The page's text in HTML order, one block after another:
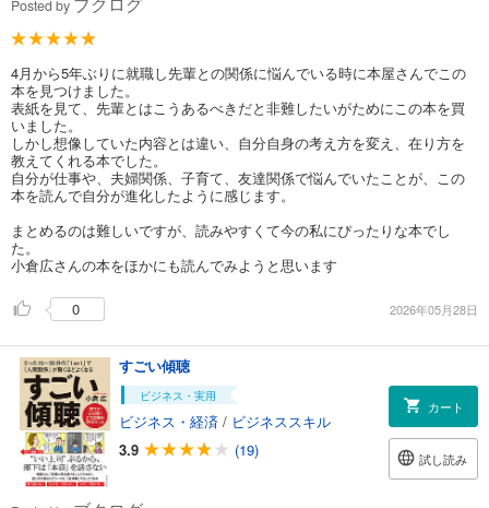
Posted by
4月から5年ぶりに就職し先輩との関係に悩んでいる時に本屋さんでこの
本を見つけました。
表紙を見て、先輩とはこうあるべきだと非難したいがためにこの本を買
いました。
しかし想像していた内容とは違い、自分自身の考え方を変え、在り方を
教えてくれる本でした。
自分が仕事や、夫婦関係、子育て、友達関係で悩んでいたことが、この
本を読んで自分が進化したように感じます。
まとめるのは難しいですが、読みやすくて今の私にぴったりな本でし
た。
小倉広さんの本をほかにも読んでみようと思います
0 2026年05月28日
すごい傾聴
ビジネス・実用
ビジネス・経済 / ビジネススキル
3.9
(19)
カート
試し読み